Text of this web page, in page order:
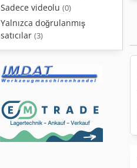
Sadece videolu (0)
Yalnızca doğrulanmış
satıcılar (3)